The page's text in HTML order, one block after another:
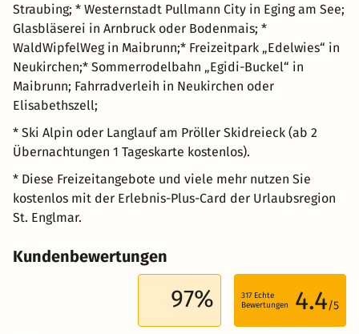
Straubing; * Westernstadt Pullmann City in Eging am See;
Glasbläserei in Arnbruck oder Bodenmais; *
WaldWipfelWeg in Maibrunn;* Freizeitpark „Edelwies“ in
Neukirchen;* Sommerrodelbahn „Egidi-Buckel“ in
Maibrunn; Fahrradverleih in Neukirchen oder
Elisabethszell;
* Ski Alpin oder Langlauf am Pröller Skidreieck (ab 2
Übernachtungen 1 Tageskarte kostenlos).
* Diese Freizeitangebote und viele mehr nutzen Sie
kostenlos mit der Erlebnis-Plus-Card der Urlaubsregion
St. Englmar.
Kundenbewertungen
97% 317 Echte
Bewertungen
4.4/5